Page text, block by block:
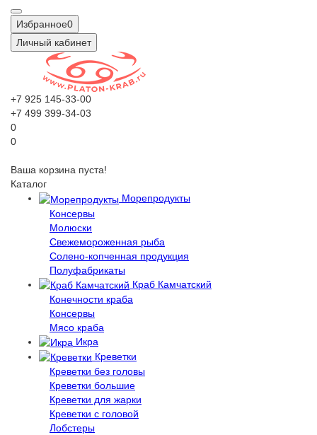
Избранное0
Личный кабинет
+7 925 145-33-00
+7 499 399-34-03
0
0
Ваша корзина пуста!
Каталог
Морепродукты
Консервы
Молюски
Свежемороженная рыба
Солено-копченная продукция
Полуфабрикаты
Краб Камчатский
Конечности краба
Консервы
Мясо краба
Икра
Креветки
Креветки без головы
Креветки большие
Креветки для жарки
Креветки с головой
Лобстеры